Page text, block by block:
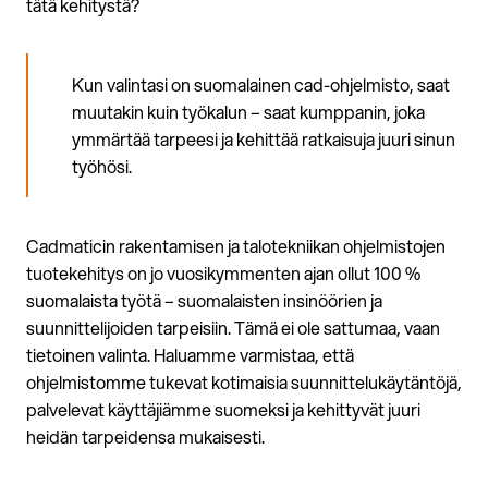
tätä kehitystä?
Kun valintasi on suomalainen cad-ohjelmisto, saat
muutakin kuin työkalun – saat kumppanin, joka
ymmärtää tarpeesi ja kehittää ratkaisuja juuri sinun
työhösi.
Cadmaticin rakentamisen ja talotekniikan ohjelmistojen
tuotekehitys on jo vuosikymmenten ajan ollut 100 %
suomalaista työtä – suomalaisten insinöörien ja
suunnittelijoiden tarpeisiin. Tämä ei ole sattumaa, vaan
tietoinen valinta. Haluamme varmistaa, että
ohjelmistomme tukevat kotimaisia suunnittelukäytäntöjä,
palvelevat käyttäjiämme suomeksi ja kehittyvät juuri
heidän tarpeidensa mukaisesti.